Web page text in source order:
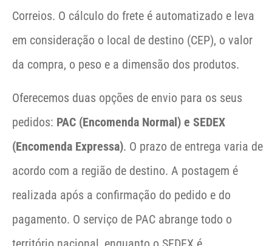
Correios. O cálculo do frete é automatizado e leva
em consideração o local de destino (CEP), o valor
da compra, o peso e a dimensão dos produtos.
Oferecemos duas opções de envio para os seus
pedidos: PAC (Encomenda Normal) e SEDEX
(Encomenda Expressa). O prazo de entrega varia de
acordo com a região de destino. A postagem é
realizada após a confirmação do pedido e do
pagamento. O serviço de PAC abrange todo o